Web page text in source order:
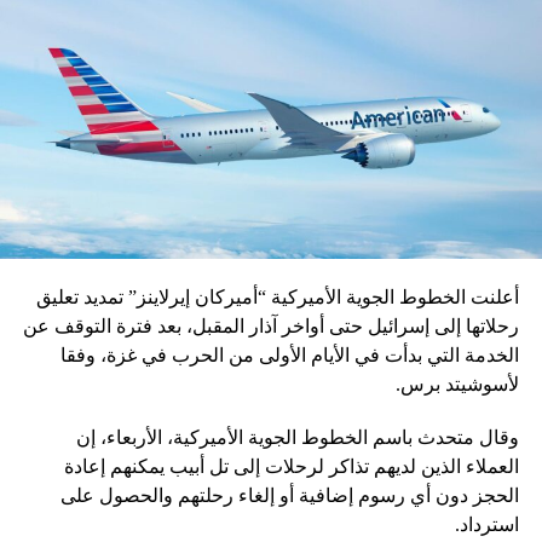
أعلنت الخطوط الجوية الأميركية “أميركان إيرلاينز” تمديد تعليق
رحلاتها إلى إسرائيل حتى أواخر آذار المقبل، بعد فترة التوقف عن
الخدمة التي بدأت في الأيام الأولى من الحرب في غزة، وفقا
لأسوشيتد برس.
وقال متحدث باسم الخطوط الجوية الأميركية، الأربعاء، إن
العملاء الذين لديهم تذاكر لرحلات إلى تل أبيب يمكنهم إعادة
الحجز دون أي رسوم إضافية أو إلغاء رحلتهم والحصول على
استرداد.